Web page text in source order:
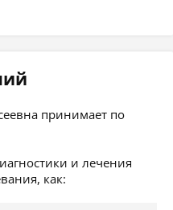
принимает по
и лечения
как: